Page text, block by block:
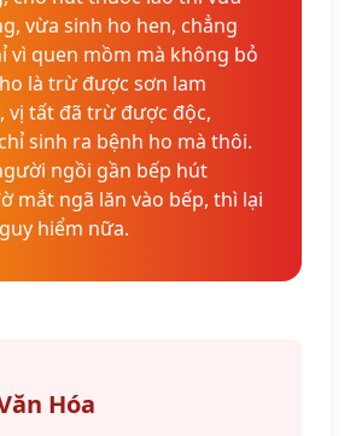
vừa sinh ho hen, chẳng
vì quen mồm mà không bỏ
là trừ được sơn lam
vị tất đã trừ được độc,
sinh ra bệnh ho mà thôi.
ngồi gần bếp hút
mắt ngã lăn vào bếp, thì lại
hiểm nữa.
Hóa